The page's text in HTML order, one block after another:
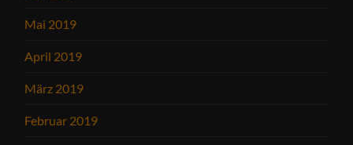
Mai 2019
April 2019
März 2019
Februar 2019